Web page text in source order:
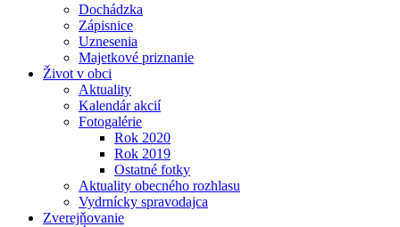
Dochádzka
Zápisnice
Uznesenia
Majetkové priznanie
Život v obci
Aktuality
Kalendár akcií
Fotogalérie
Rok 2020
Rok 2019
Ostatné fotky
Aktuality obecného rozhlasu
Vydrnícky spravodajca
Zverejňovanie